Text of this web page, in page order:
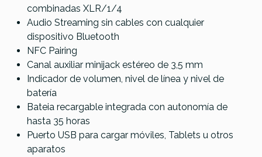
combinadas XLR/1/4
Audio Streaming sin cables con cualquier
dispositivo Bluetooth
NFC Pairing
Canal auxiliar minijack estéreo de 3,5 mm
Indicador de volumen, nivel de línea y nivel de
batería
Bateia recargable integrada con autonomía de
hasta 35 horas
Puerto USB para cargar móviles, Tablets u otros
aparatos